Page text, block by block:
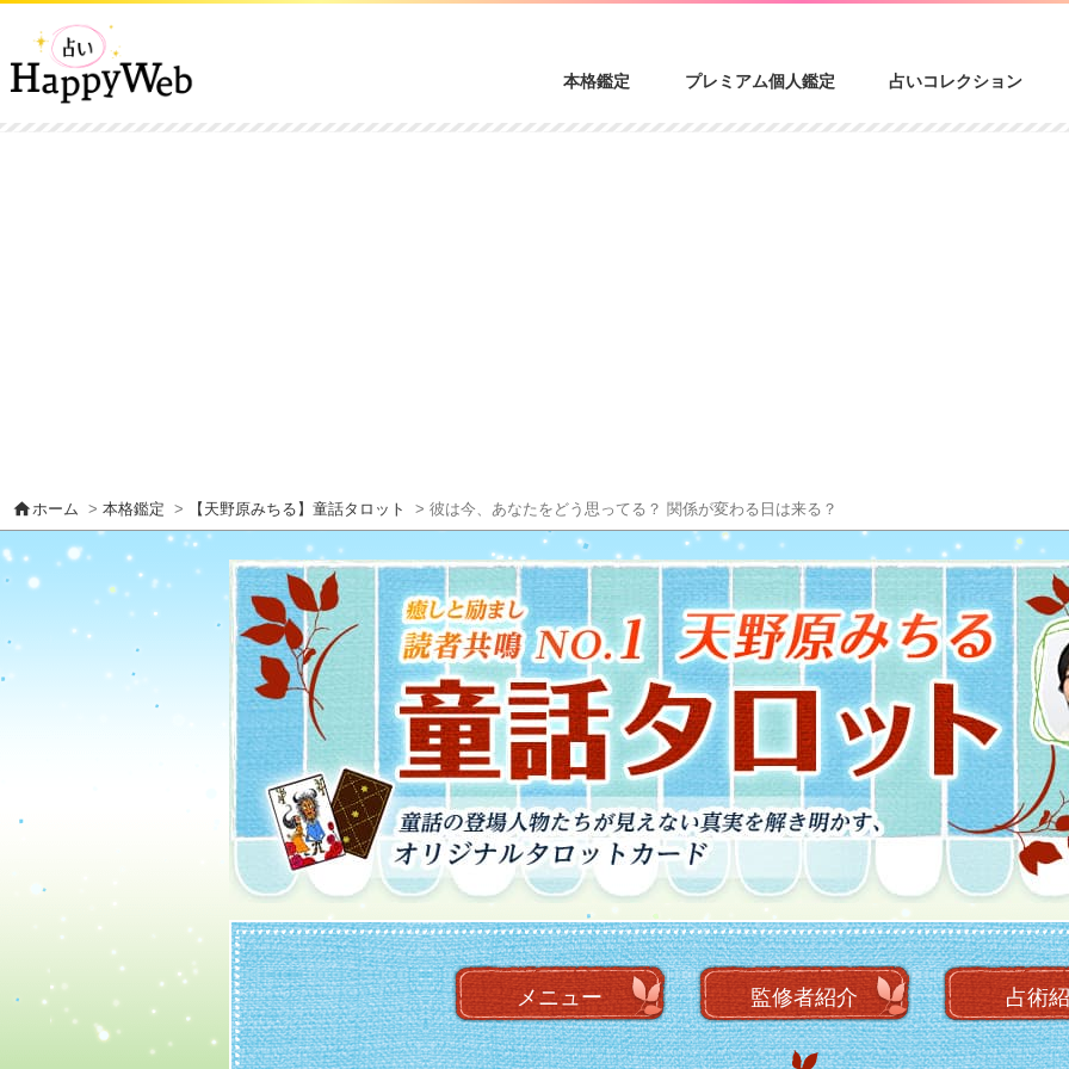
本格鑑定 プレミアム個人鑑定 占いコレクション
homeホーム > 本格鑑定 > 【天野原みちる】童話タロット > 彼は今、あなたをどう思ってる？ 関係が変わる日は来る？
メニュー 監修者紹介 占術